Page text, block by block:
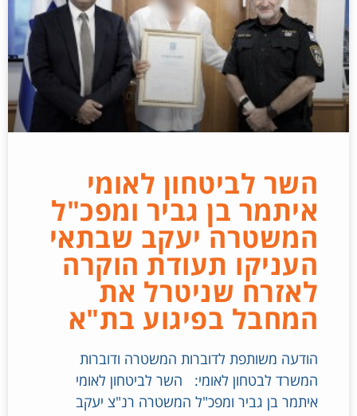
השר לביטחון לאומי
איתמר בן גביר ומפכ"ל
המשטרה יעקב שבתאי
העניקו תעודת הוקרה
לאזרח שניטרל את
המחבל בפיגוע בת"א
הודעה משותפת לדוברות המשטרה ודוברות
המשרד לבטחון לאומי: השר לביטחון לאומי
איתמר בן גביר ומפכ"ל המשטרה רנ"צ יעקב